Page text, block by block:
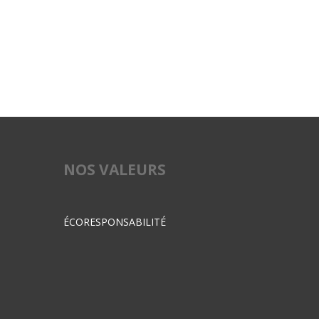
NOS VALEURS
ÉCORESPONSABILITÉ